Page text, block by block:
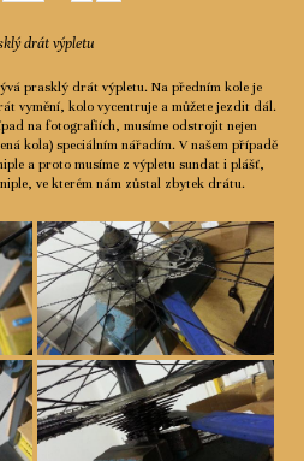
drát výpletu
prasklý drát výpletu. Na předním kole je
vymění, kolo vycentruje a můžete jezdit dál.
na fotografiích, musíme odstrojit nejen
kola) speciálním nářadím. V našem případě
a proto musíme z výpletu sundat i plášť,
ve kterém nám zůstal zbytek drátu.